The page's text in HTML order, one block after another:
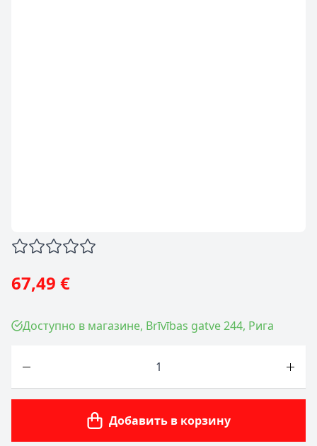
67,49 €
Доступно в магазине, Brīvības gatve 244, Рига
Добавить в корзину